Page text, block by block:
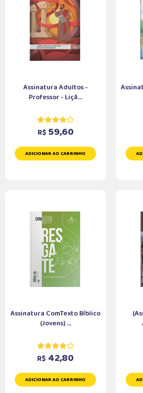
Assinatura Adultos -
Professor - Liçã...
R$ 59,60
ADICIONAR AO CARRINHO
Assinatura ComTexto Bíblico
(Jovens) ...
R$ 42,80
ADICIONAR AO CARRINHO